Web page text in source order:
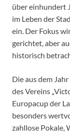
über einhundert
im Leben der
ein. Der Fokus
gerichtet, aber
historisch
Die aus dem
des Vereins
Europacup der
besonders
zahllose Pokale,